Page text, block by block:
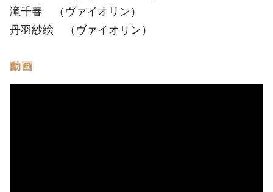
滝千春 （ヴァイオリン）
丹羽紗絵 （ヴァイオリン）
動画